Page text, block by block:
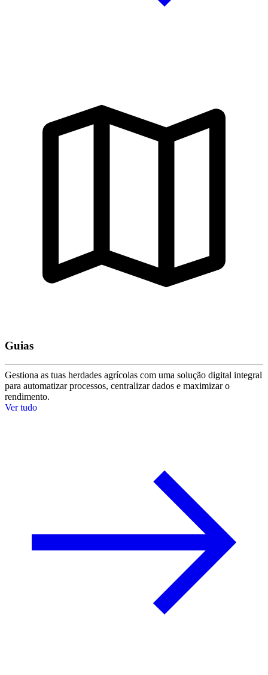
Guias
Gestiona as tuas herdades agrícolas com uma solução digital integral
para automatizar processos, centralizar dados e maximizar o
rendimento.
Ver tudo